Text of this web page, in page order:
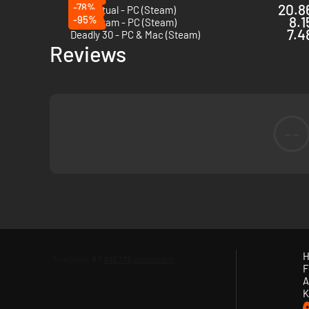
Sker Ritual - PC (Steam)
-78%
Final Exam - PC (Steam)
-95%
Deadly 30 - PC & Mac (Steam)
Reviews